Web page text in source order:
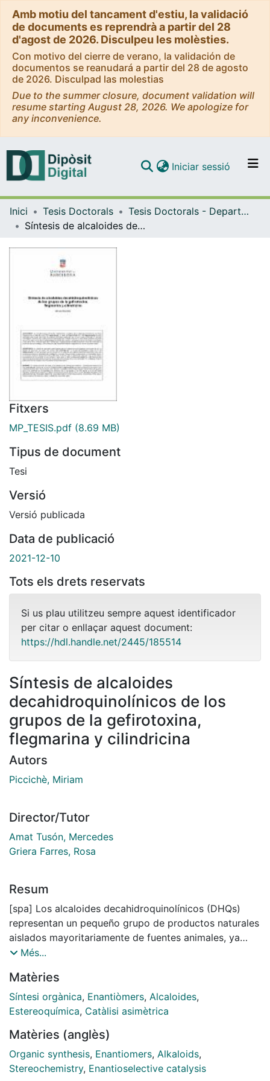
Amb motiu del tancament d'estiu, la validació
de documents es reprendrà a partir del 28
d'agost de 2026. Disculpeu les molèsties.
Con motivo del cierre de verano, la validación de
documentos se reanudará a partir del 28 de agosto
de 2026. Disculpad las molestias
Due to the summer closure, document validation will
resume starting August 28, 2026. We apologize for
any inconvenience.
Navega per tot el DD
Iniciar sessió (current)
Inici Tesis Doctorals
Tesis Doctorals - Departament - Farmacologia, Toxicologia i Química Terapèutica
Síntesis de alcaloides decahidroquinolínicos de los grupos de la gefirotoxina, flegmarina y cilindricina
Fitxers
MP_TESIS.pdf (8.69 MB)
Tipus de document
Tesi
Versió
Versió publicada
Data de publicació
2021-12-10
Tots els drets reservats
Si us plau utilitzeu sempre aquest identificador
per citar o enllaçar aquest document:
https://hdl.handle.net/2445/185514
Síntesis de alcaloides
decahidroquinolínicos de los
grupos de la gefirotoxina,
flegmarina y cilindricina
Autors
Piccichè, Miriam
Director/Tutor
Amat Tusón, Mercedes
Griera Farres, Rosa
Resum
[spa] Los alcaloides decahidroquinolínicos (DHQs)
representan un pequeño grupo de productos naturales
aislados mayoritariamente de fuentes animales, ya
sean de origen terrestre o de origen marino, y en
origen se pueden dividir en tres categorías principales:
alcaloides DHQs anfibio, marino y vegetal. Debido a
que estos productos naturales se aíslan de su fuente
actividades biológicas, muchos grupos de
investigación han centrado sus esfuerzos hacia el
desarrollo de rutas sintéticas eficientes para la
Més...
Matèries
Síntesi orgànica, Enantiòmers, Alcaloides,
Estereoquímica, Catàlisi asimètrica
Matèries (anglès)
Organic synthesis, Enantiomers, Alkaloids,
Stereochemistry, Enantioselective catalysis